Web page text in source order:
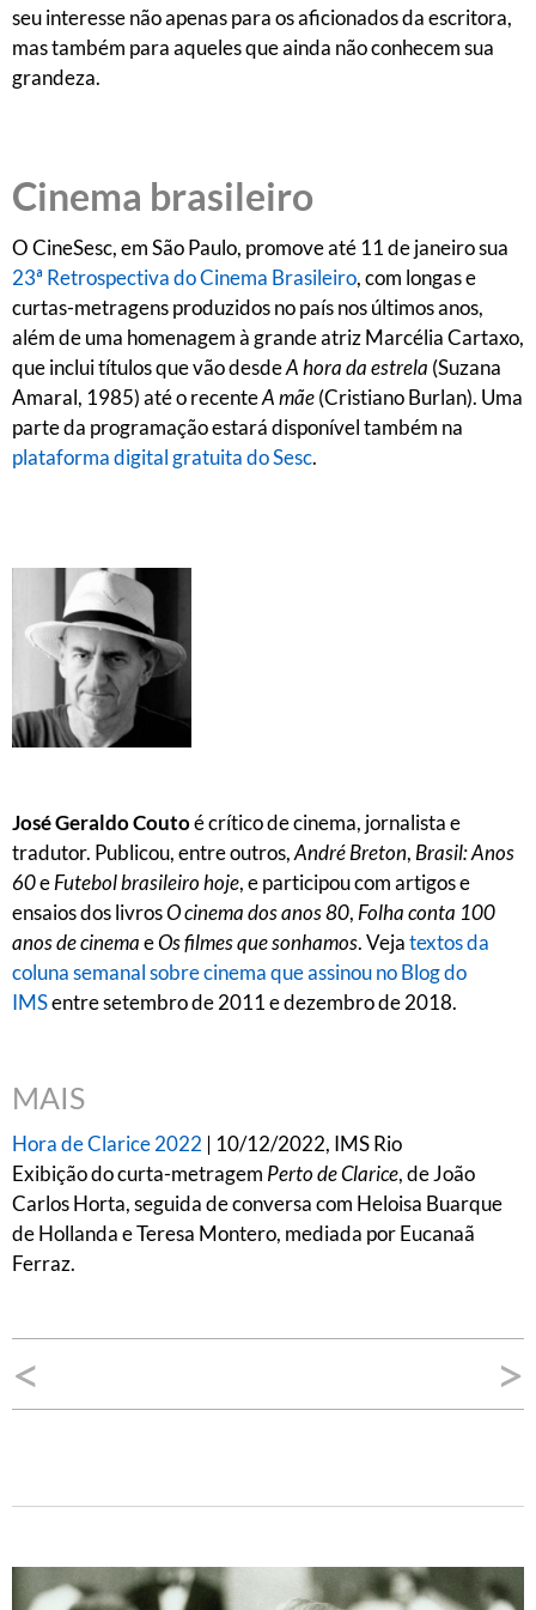
seu interesse não apenas para os aficionados da escritora,
mas também para aqueles que ainda não conhecem sua
grandeza.
Cinema brasileiro
O CineSesc, em São Paulo, promove até 11 de janeiro sua
23ª Retrospectiva do Cinema Brasileiro, com longas e
curtas-metragens produzidos no país nos últimos anos,
além de uma homenagem à grande atriz Marcélia Cartaxo,
que inclui títulos que vão desdeA hora da estrela (Suzana
Amaral, 1985) até o recenteA mãe(Cristiano Burlan). Uma
parte da programação estará disponível também na
plataforma digital gratuita do Sesc.
José Geraldo Coutoé crítico de cinema, jornalista e
tradutor. Publicou, entre outros,André Breton, Brasil: Anos
60eFutebol brasileiro hoje, e participou com artigos e
ensaios dos livrosO cinema dos anos 80, Folha conta 100
anos de cinemaeOs filmes que sonhamos. Vejatextos da
coluna semanal sobre cinema que assinou no Blog do
IMSentre setembro de 2011 e dezembro de 2018.
MAIS
Hora de Clarice 2022 | 10/12/2022, IMS Rio
Exibição do curta-metragem Perto de Clarice, de João
Carlos Horta, seguida de conversa com Heloisa Buarque
de Hollanda e Teresa Montero, mediada por Eucanaã
Ferraz.
Navegação
de
< >